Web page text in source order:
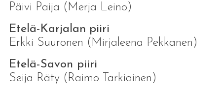
Päivi Paija (Merja Leino)
Etelä-Karjalan piiri
Erkki Suuronen (Mirjaleena Pekkanen)
Etelä-Savon piiri
Seija Räty (Raimo Tarkiainen)